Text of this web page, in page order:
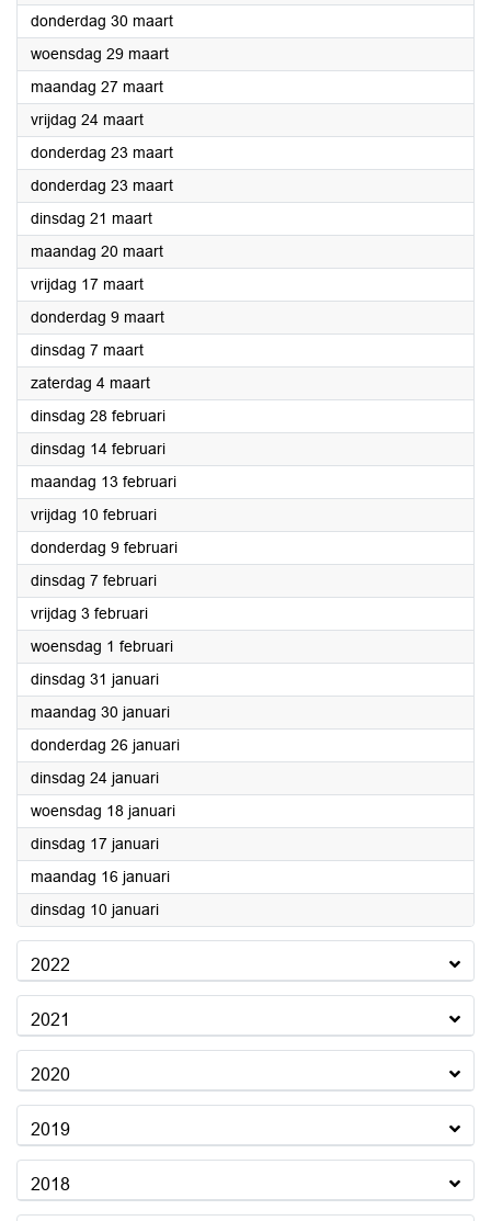
donderdag 30 maart2023
woensdag 29 maart2023
maandag 27 maart2023
vrijdag 24 maart2023
donderdag 23 maart2023
donderdag 23 maart2023
dinsdag 21 maart2023
maandag 20 maart2023
vrijdag 17 maart2023
donderdag 9 maart2023
dinsdag 7 maart2023
zaterdag 4 maart2023
dinsdag 28 februari2023
dinsdag 14 februari2023
maandag 13 februari2023
vrijdag 10 februari2023
donderdag 9 februari2023
dinsdag 7 februari2023
vrijdag 3 februari2023
woensdag 1 februari2023
dinsdag 31 januari2023
maandag 30 januari2023
donderdag 26 januari2023
dinsdag 24 januari2023
woensdag 18 januari2023
dinsdag 17 januari2023
maandag 16 januari2023
dinsdag 10 januari2023
2022
2021
2020
2019
2018